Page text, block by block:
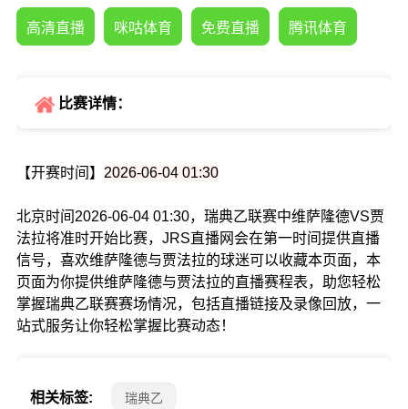
高清直播 咪咕体育 免费直播 腾讯体育
比赛详情：
【开赛时间】 2026-06-04 01:30
北京时间2026-06-04 01:30，瑞典乙联赛中维萨隆德VS贾
法拉将准时开始比赛，JRS直播网会在第一时间提供直播
信号，喜欢维萨隆德与贾法拉的球迷可以收藏本页面，本
页面为你提供维萨隆德与贾法拉的直播赛程表，助您轻松
掌握瑞典乙联赛赛场情况，包括直播链接及录像回放，一
站式服务让你轻松掌握比赛动态！
相关标签: 瑞典乙